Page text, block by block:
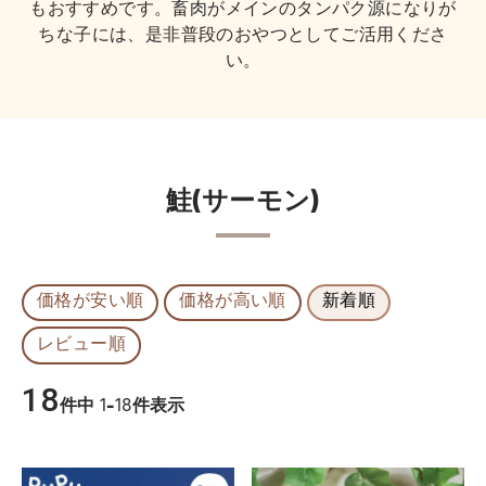
もおすすめです。畜肉がメインのタンパク源になりが
ちな子には、是非普段のおやつとしてご活用くださ
い。
鮭(サーモン)
価格が安い順 価格が高い順 新着順
レビュー順
18件中 1-18件表示